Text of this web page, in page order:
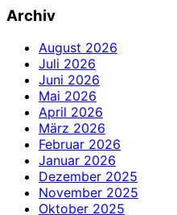
Archiv
August 2026
Juli 2026
Juni 2026
Mai 2026
April 2026
März 2026
Februar 2026
Januar 2026
Dezember 2025
November 2025
Oktober 2025